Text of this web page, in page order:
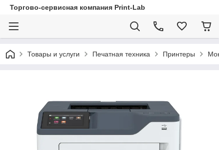
Торгово-сервисная компания Print-Lab
Товары и услуги Печатная техника Принтеры